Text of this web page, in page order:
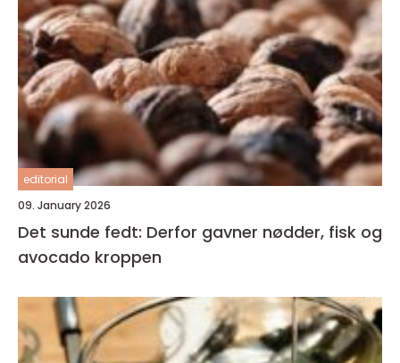
editorial
09. January 2026
Det sunde fedt: Derfor gavner nødder, fisk og
avocado kroppen